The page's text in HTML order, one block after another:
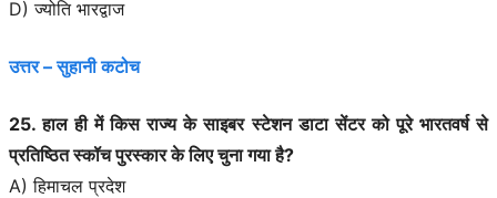
D) ज्योति भारद्वाज
उत्तर – सुहानी कटोच
25. हाल ही में किस राज्य के साइबर स्टेशन डाटा सेंटर को पूरे भारतवर्ष से
प्रतिष्ठित स्कॉच पुरस्कार के लिए चुना गया है?
A) हिमाचल प्रदेश